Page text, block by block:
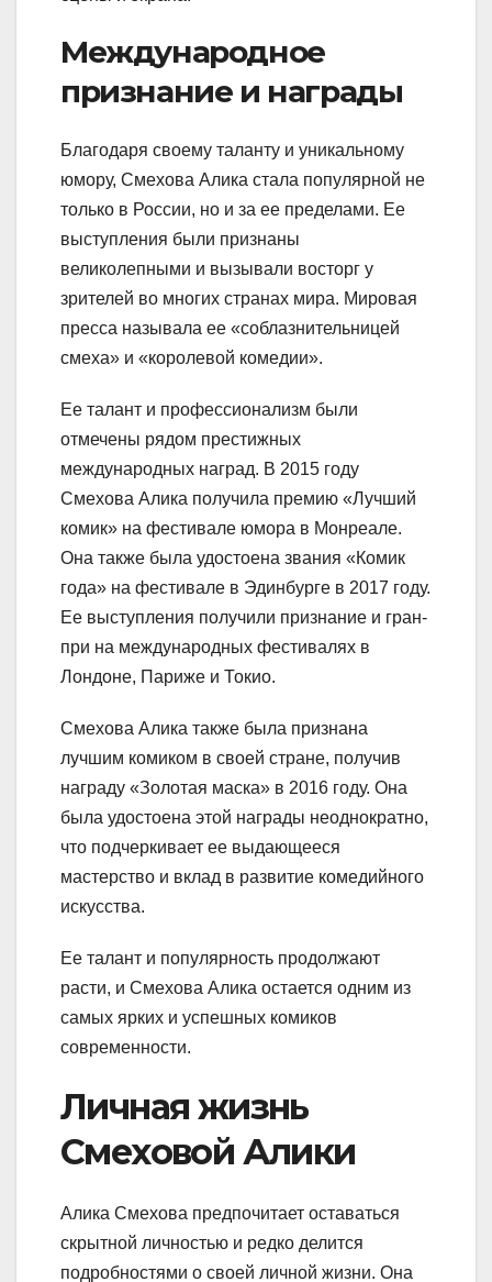
Международное
признание и награды
Благодаря своему таланту и уникальному
юмору, Смехова Алика стала популярной не
только в России, но и за ее пределами. Ее
выступления были признаны
великолепными и вызывали восторг у
зрителей во многих странах мира. Мировая
пресса называла ее «соблазнительницей
смеха» и «королевой комедии».
Ее талант и профессионализм были
отмечены рядом престижных
международных наград. В 2015 году
Смехова Алика получила премию «Лучший
комик» на фестивале юмора в Монреале.
Она также была удостоена звания «Комик
года» на фестивале в Эдинбурге в 2017 году.
Ее выступления получили признание и гран-
при на международных фестивалях в
Лондоне, Париже и Токио.
Смехова Алика также была признана
лучшим комиком в своей стране, получив
награду «Золотая маска» в 2016 году. Она
была удостоена этой награды неоднократно,
что подчеркивает ее выдающееся
мастерство и вклад в развитие комедийного
искусства.
Ее талант и популярность продолжают
расти, и Смехова Алика остается одним из
самых ярких и успешных комиков
современности.
Личная жизнь
Смеховой Алики
Алика Смехова предпочитает оставаться
скрытной личностью и редко делится
подробностями о своей личной жизни. Она